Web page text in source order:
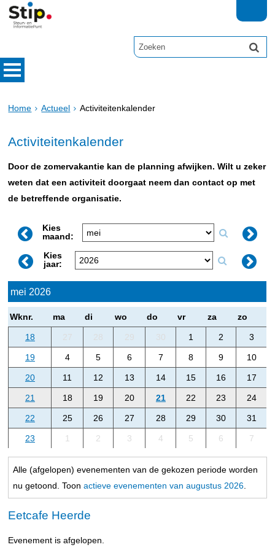
Home Actueel Activiteitenkalender
Activiteitenkalender
Door de zomervakantie kan de planning afwijken. Wilt u zeker
weten dat een activiteit doorgaat neem dan contact op met
de betreffende organisatie.
Kies
maand:
Kies
jaar:
mei 2026
Wknr. ma di wo do vr za zo
18 27 28 29 30 1 2 3
19 4 5 6 7 8 9 10
20 11 12 13 14 15 16 17
21 18 19 20 21 22 23 24
22 25 26 27 28 29 30 31
23 1 2 3 4 5 6 7
Alle (afgelopen) evenementen van de gekozen periode worden
nu getoond. Toonactieve evenementen van augustus 2026
Eetcafe Heerde
Evenement is afgelopen.